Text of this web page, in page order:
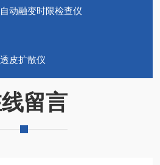
动融变时限检查仪
皮扩散仪
留言